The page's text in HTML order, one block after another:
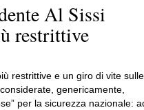
Al Sissi
restrittive
restrittive e un giro di vite sulle
genericamente,
per la sicurezza nazionale: